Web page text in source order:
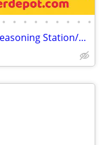
• • • • • • • • •
Sandwich Prep Table/Countertop Seasoning Station/Buffet Cold Table